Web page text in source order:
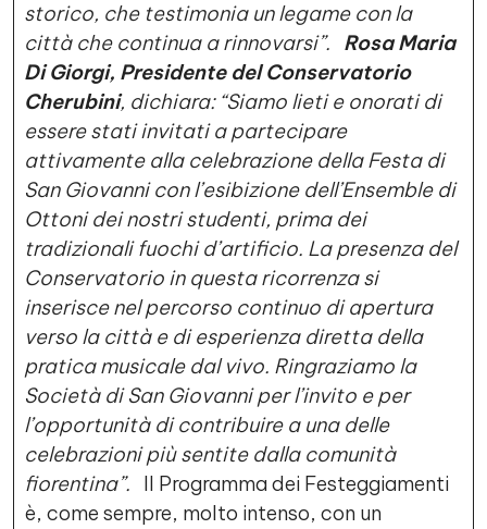
storico, che testimonia un legame con la
città che continua a rinnovarsi”.
Rosa Maria
Di Giorgi, Presidente del Conservatorio
Cherubini, dichiara: “Siamo lieti e onorati di
essere stati invitati a partecipare
attivamente alla celebrazione della Festa di
San Giovanni con l’esibizione dell’Ensemble di
Ottoni dei nostri studenti, prima dei
tradizionali fuochi d’artificio. La presenza del
Conservatorio in questa ricorrenza si
inserisce nel percorso continuo di apertura
verso la città e di esperienza diretta della
pratica musicale dal vivo. Ringraziamo la
Società di San Giovanni per l’invito e per
l’opportunità di contribuire a una delle
celebrazioni più sentite dalla comunità
fiorentina”. Il Programma dei Festeggiamenti
è, come sempre, molto intenso, con un